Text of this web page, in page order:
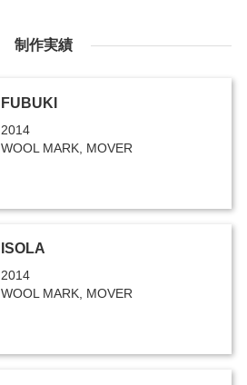
制作実績
FUBUKI
2014
WOOL MARK, MOVER
ISOLA
2014
WOOL MARK, MOVER